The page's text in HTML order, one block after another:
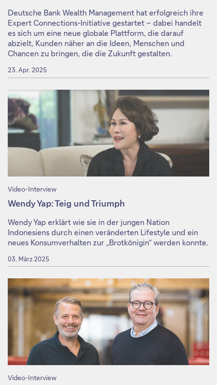
Deutsche Bank Wealth Management hat erfolgreich ihre
Expert Connections-Initiative gestartet – dabei handelt
es sich um eine neue globale Plattform, die darauf
abzielt, Kunden näher an die Ideen, Menschen und
Chancen zu bringen, die die Zukunft gestalten.
23. Apr. 2025
Video-Interview
Wendy Yap: Teig und Triumph
Wendy Yap erklärt wie sie in der jungen Nation
Indonesiens durch einen veränderten Lifestyle und ein
neues Konsumverhalten zur „Brotkönigin“ werden konnte.
03. März 2025
Video-Interview